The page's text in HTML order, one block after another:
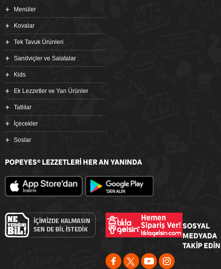
Menüler
Kovalar
Tek Tavuk Ürünleri
Sandviçler ve Salatalar
Kids
Ek Lezzetler ve Yan Ürünler
Tatlılar
İçecekler
Soslar
POPEYES® LEZZETLERİ HER AN YANINDA
SOSYAL
MEDYADA
TAKİP EDİN